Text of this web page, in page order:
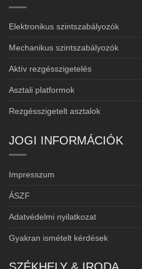
Elektronikus szintszabályozók
Mechanikus szintszabályozók
Aktív rezgésszigetelés
Asztali platformok
Rezgésszigetelt asztalok
JOGI INFORMÁCIÓK
Impresszum
ÁSZF
Adatvédelmi nyilatkozat
Gyakran ismételt kérdések